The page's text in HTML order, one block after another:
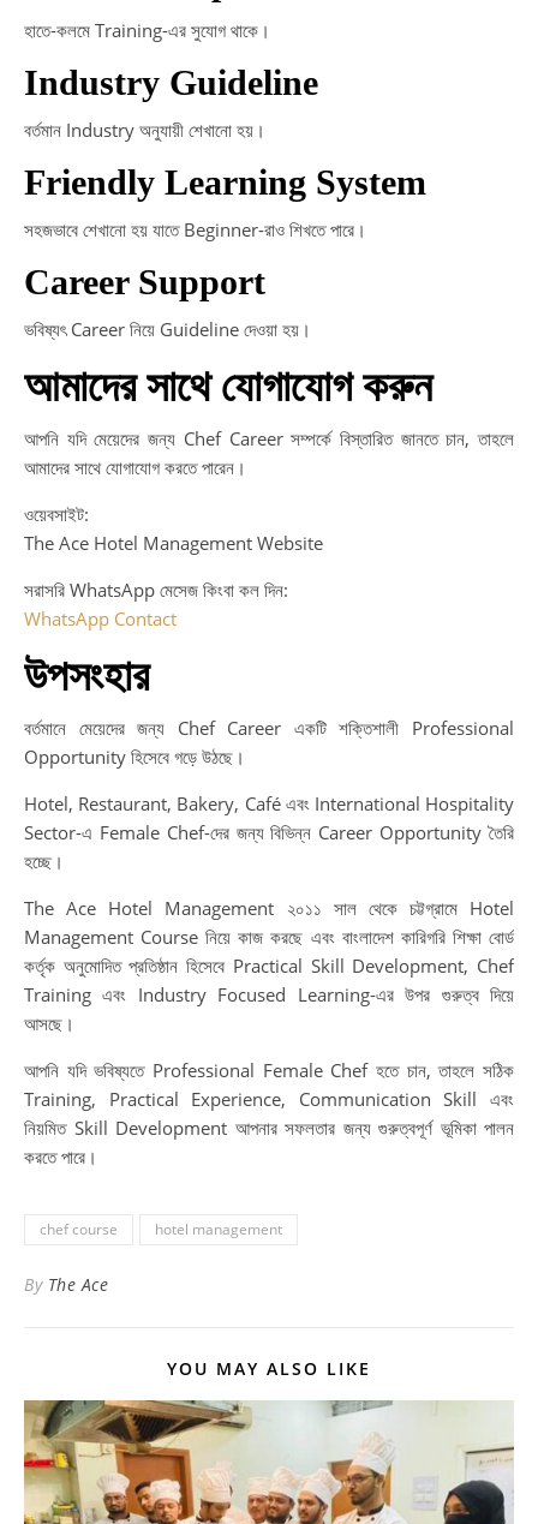
হাতে-কলমে Training-এর সুযোগ থাকে।
Industry Guideline
বর্তমান Industry অনুযায়ী শেখানো হয়।
Friendly Learning System
সহজভাবে শেখানো হয় যাতে Beginner-রাও শিখতে পারে।
Career Support
ভবিষ্যৎ Career নিয়ে Guideline দেওয়া হয়।
আমাদের সাথে যোগাযোগ করুন
আপনি যদি মেয়েদের জন্য Chef Career সম্পর্কে বিস্তারিত জানতে চান, তাহলে
আমাদের সাথে যোগাযোগ করতে পারেন।
ওয়েবসাইট:
The Ace Hotel Management Website
সরাসরি WhatsApp মেসেজ কিংবা কল দিন:
WhatsApp Contact
উপসংহার
বর্তমানে মেয়েদের জন্য Chef Career একটি শক্তিশালী Professional
Opportunity হিসেবে গড়ে উঠছে।
Hotel, Restaurant, Bakery, Café এবং International Hospitality
Sector-এ Female Chef-দের জন্য বিভিন্ন Career Opportunity তৈরি
হচ্ছে।
The Ace Hotel Management ২০১১ সাল থেকে চট্টগ্রামে Hotel
Management Course নিয়ে কাজ করছে এবং বাংলাদেশ কারিগরি শিক্ষা বোর্ড
কর্তৃক অনুমোদিত প্রতিষ্ঠান হিসেবে Practical Skill Development, Chef
Training এবং Industry Focused Learning-এর উপর গুরুত্ব দিয়ে
আসছে।
আপনি যদি ভবিষ্যতে Professional Female Chef হতে চান, তাহলে সঠিক
Training, Practical Experience, Communication Skill এবং
নিয়মিত Skill Development আপনার সফলতার জন্য গুরুত্বপূর্ণ ভূমিকা পালন
করতে পারে।
chef course hotel management
By The Ace
YOU MAY ALSO LIKE